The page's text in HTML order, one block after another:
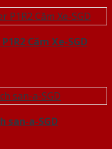
Căm Xe-SGD
san-a-SGD